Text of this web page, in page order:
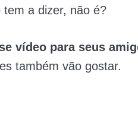
a dizer, não é?
vídeo para seus
também vão gostar.